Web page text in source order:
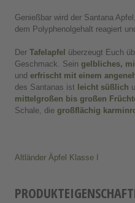
Genießbar wird der Santana
dem Polyphenolgehalt reagiert
Der Tafelapfel überzeugt Euch
Geschmack. Sein gelbliches,
und erfrischt mit einem
des Santanas ist leicht süßlich
mittelgroßen bis großen
Schale, die großflächig
Altländer Äpfel Klasse I